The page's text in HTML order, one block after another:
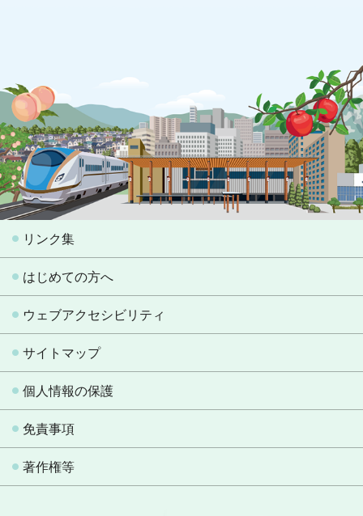
リンク集
はじめての方へ
ウェブアクセシビリティ
サイトマップ
個人情報の保護
免責事項
著作権等